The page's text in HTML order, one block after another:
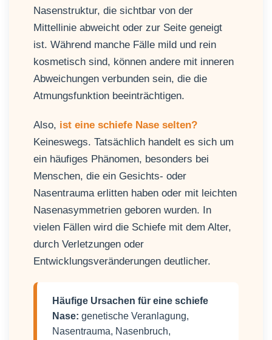
Nasenstruktur, die sichtbar von der
Mittellinie abweicht oder zur Seite geneigt
ist. Während manche Fälle mild und rein
kosmetisch sind, können andere mit inneren
Abweichungen verbunden sein, die die
Atmungsfunktion beeinträchtigen.
Also, ist eine schiefe Nase selten?
Keineswegs. Tatsächlich handelt es sich um
ein häufiges Phänomen, besonders bei
Menschen, die ein Gesichts- oder
Nasentrauma erlitten haben oder mit leichten
Nasenasymmetrien geboren wurden. In
vielen Fällen wird die Schiefe mit dem Alter,
durch Verletzungen oder
Entwicklungsveränderungen deutlicher.
Häufige Ursachen für eine schiefe
Nase: genetische Veranlagung,
Nasentrauma, Nasenbruch,